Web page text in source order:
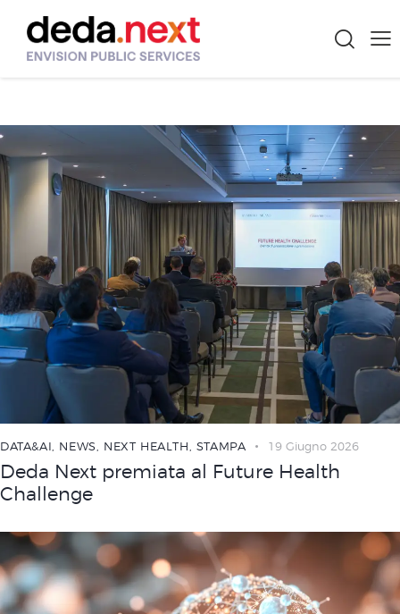
DATA&AI, NEWS, NEXT HEALTH, STAMPA 19 Giugno 2026
Deda Next premiata al Future Health
Challenge